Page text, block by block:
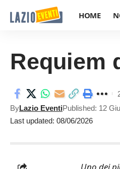
HOME
Requiem
Last updated: 08/06/2026
ByLazio EventiPublished: 12